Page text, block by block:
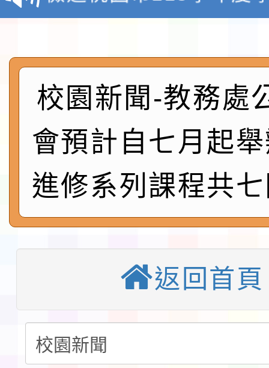
及師生本土語及新住民
實施要點各1份
115年食農教育專業人
程
函轉國家通訊傳播委員
鎮韌性（防空）演習－
速演練執行計畫」
「115年金融知識線上
法」
本校115學年度第1學
告(不再辦理後續甄選)
檢送「桃園市115學年
賽實施要點」1份
本市「115學年度學生
展演活動實施計畫」
請一案
社團法人中華民國畫
026 ART TAIPEI臺北
會」之「藝術教育日」
淨零綠領人才培育課程
檢送桃園市115學年度
校園新聞-教務處
會預計自七月起
進修系列課程共
返回首頁